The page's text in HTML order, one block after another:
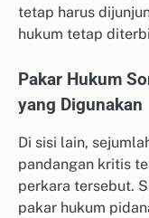
tetap harus
hukum tetap
Pakar Hukum
yang Digunakan
Di sisi lain,
pandangan kritis
perkara tersebut.
pakar hukum